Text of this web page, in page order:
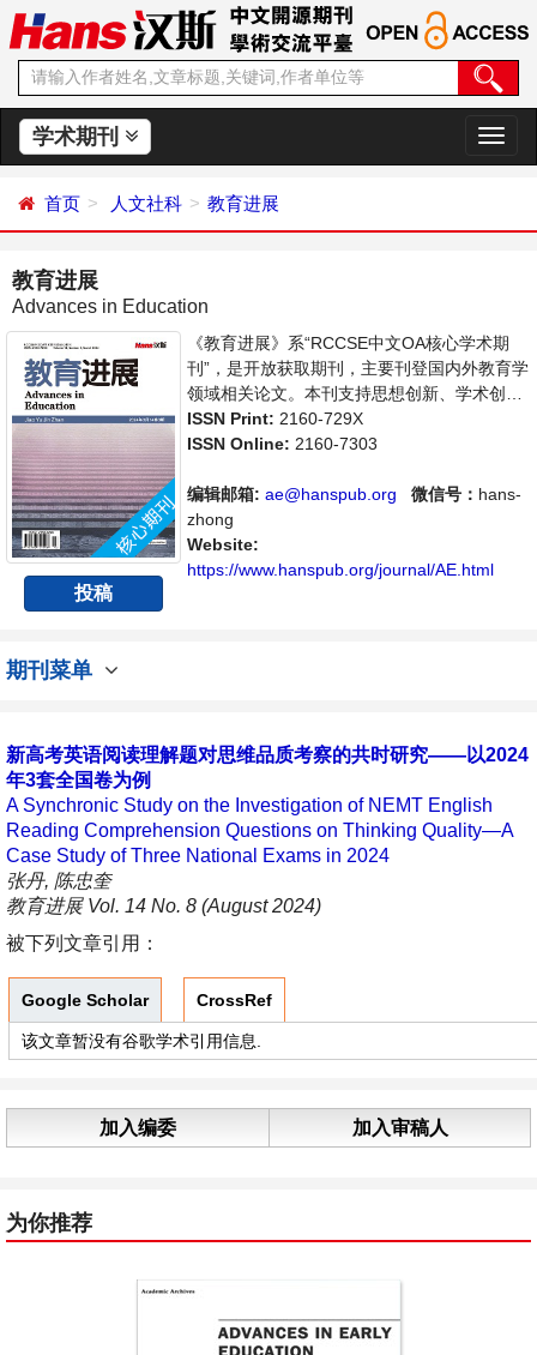
学术期刊
切
换
首页 人文社科 教育进展
教育进展
Advances in Education
投稿
《教育进展》系“RCCSE中文OA核心学术期
刊”，是开放获取期刊，主要刊登国内外教育学
领域相关论文。本刊支持思想创新、学术创
新，倡导科学，繁荣学术，集学术性、思想性
为一体，旨在给世界范围内的科学家、学者、
域内不同方向问题与发展的交流平台。
ISSN Print: 2160-729X
ISSN Online: 2160-7303
编辑邮箱: ae@hanspub.org 微信号： hans-
zhong
Website:
https://www.hanspub.org/journal/AE.html
期刊菜单
新高考英语阅读理解题对思维品质考察的共时研究——以2024
年3套全国卷为例
A Synchronic Study on the Investigation of NEMT English
Reading Comprehension Questions on Thinking Quality—A
Case Study of Three National Exams in 2024
张丹, 陈忠奎
教育进展 Vol. 14 No. 8 (August 2024)
被下列文章引用：
Google Scholar CrossRef
该文章暂没有谷歌学术引用信息.
加入编委 加入审稿人
为你推荐